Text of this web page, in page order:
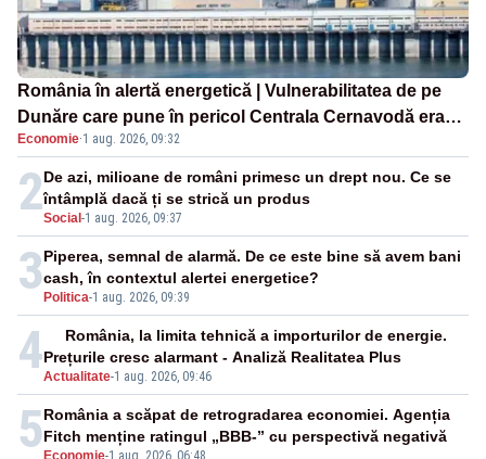
România în alertă energetică | Vulnerabilitatea de pe
Dunăre care pune în pericol Centrala Cernavodă era
cunoscută de pe vremea lui Ceaușescu
Economie·1 aug. 2026, 09:32
2Social -1 aug. 2026, 09:37
De azi, milioane de români primesc un drept nou. Ce se
întâmplă dacă ți se strică un produs
3 Politica-1 aug. 2026, 09:39
Piperea, semnal de alarmă. De ce este bine să avem bani
cash, în contextul alertei energetice?
4Actualitate-1 aug. 2026, 09:46
România, la limita tehnică a importurilor de energie.
Prețurile cresc alarmant - Analiză Realitatea Plus
5 Economie-1 aug. 2026, 06:48
România a scăpat de retrogradarea economiei. Agenția
Fitch menține ratingul „BBB-” cu perspectivă negativă